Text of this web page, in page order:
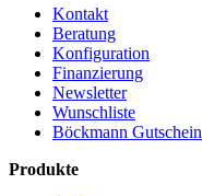
Kontakt
Beratung
Konfiguration
Finanzierung
Newsletter
Wunschliste
Böckmann Gutschein
Produkte